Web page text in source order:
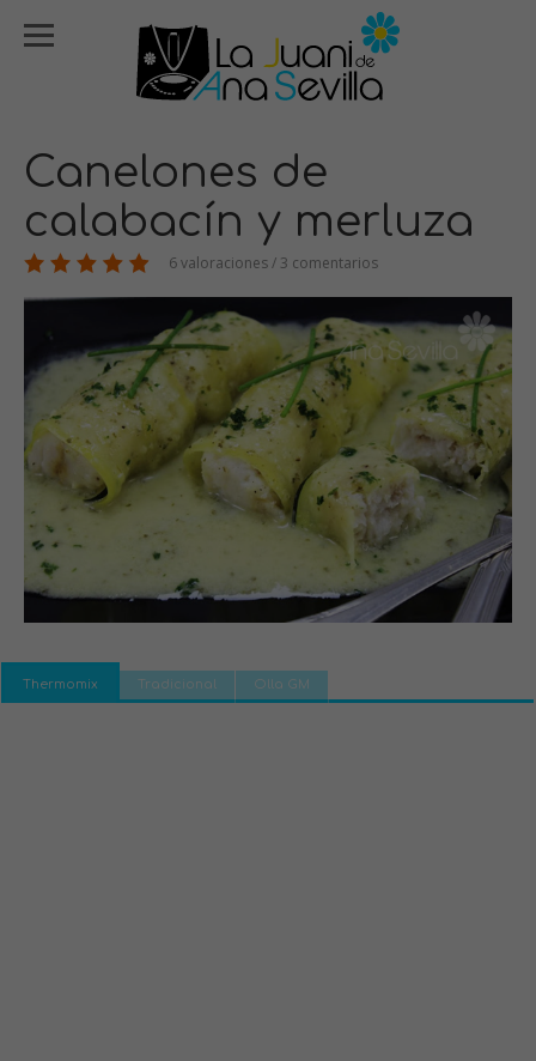
Canelones de
calabacín y merluza
6 valoraciones / 3 comentarios
Thermomix Tradicional Olla GM